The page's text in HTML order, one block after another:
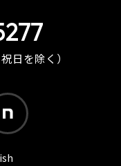
日を除く）